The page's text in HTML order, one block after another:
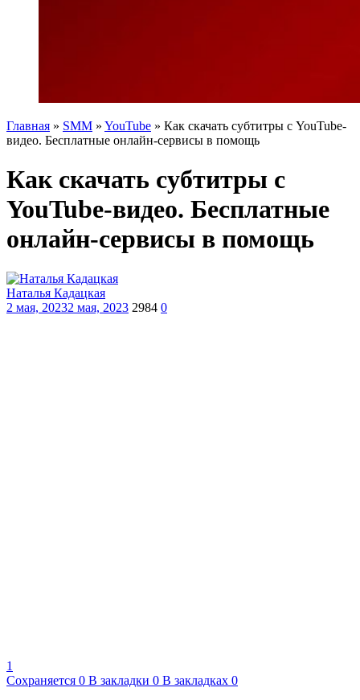
Главная » SMM » YouTube » Как скачать субтитры с YouTube-
видео. Бесплатные онлайн-сервисы в помощь
Как скачать субтитры с
YouTube-видео. Бесплатные
онлайн-сервисы в помощь
Наталья Кадацкая
2 мая, 20232 мая, 2023 2984 0
1
Сохраняется 0 В закладки 0 В закладках 0